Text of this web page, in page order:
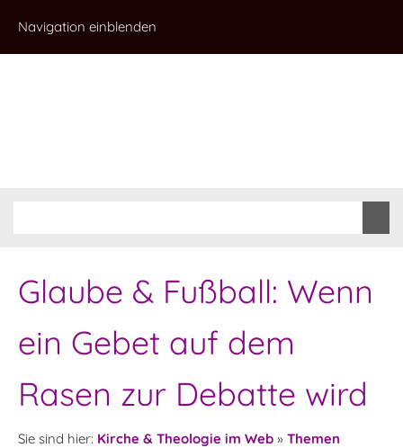
Navigation einblenden
Glaube & Fußball: Wenn
ein Gebet auf dem
Rasen zur Debatte wird
Sie sind hier: Kirche & Theologie im Web » Themen